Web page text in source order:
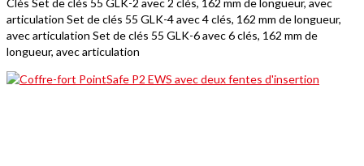
Clés Set de clés 55 GLK-2 avec 2 clés, 162 mm de longueur, avec
articulation Set de clés 55 GLK-4 avec 4 clés, 162 mm de longueur,
avec articulation Set de clés 55 GLK-6 avec 6 clés, 162 mm de
longueur, avec articulation